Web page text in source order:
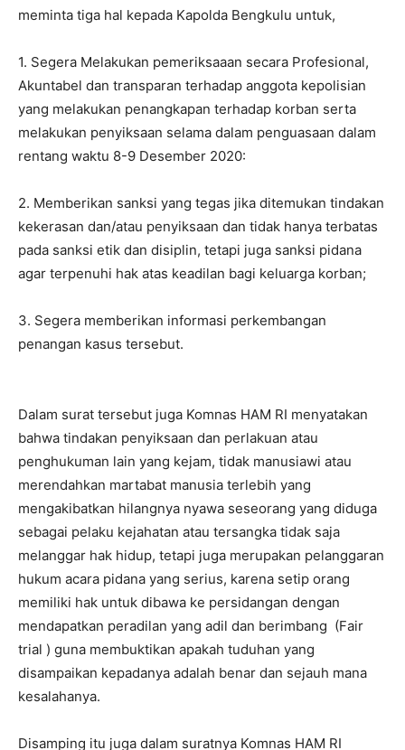
meminta tiga hal kepada Kapolda Bengkulu untuk,
1. Segera Melakukan pemeriksaaan secara Profesional,
Akuntabel dan transparan terhadap anggota kepolisian
yang melakukan penangkapan terhadap korban serta
melakukan penyiksaan selama dalam penguasaan dalam
rentang waktu 8-9 Desember 2020:
2. Memberikan sanksi yang tegas jika ditemukan tindakan
kekerasan dan/atau penyiksaan dan tidak hanya terbatas
pada sanksi etik dan disiplin, tetapi juga sanksi pidana
agar terpenuhi hak atas keadilan bagi keluarga korban;
3. Segera memberikan informasi perkembangan
penangan kasus tersebut.
Dalam surat tersebut juga Komnas HAM RI menyatakan
bahwa tindakan penyiksaan dan perlakuan atau
penghukuman lain yang kejam, tidak manusiawi atau
merendahkan martabat manusia terlebih yang
mengakibatkan hilangnya nyawa seseorang yang diduga
sebagai pelaku kejahatan atau tersangka tidak saja
melanggar hak hidup, tetapi juga merupakan pelanggaran
hukum acara pidana yang serius, karena setip orang
memiliki hak untuk dibawa ke persidangan dengan
mendapatkan peradilan yang adil dan berimbang (Fair
trial ) guna membuktikan apakah tuduhan yang
disampaikan kepadanya adalah benar dan sejauh mana
kesalahanya.
Disamping itu juga dalam suratnya Komnas HAM RI